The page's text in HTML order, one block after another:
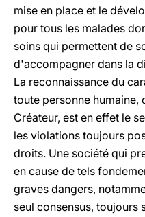
mise en place et le
pour tous les malades
soins qui permettent de
d'accompagner dans la
La reconnaissance du
toute personne humaine,
Créateur, est en effet le
les violations toujours
droits. Une société qui
en cause de tels
graves dangers,
seul consensus, toujours